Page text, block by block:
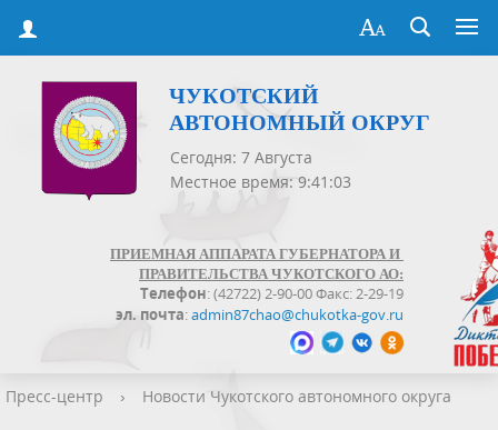
ЧУКОТСКИЙ
АВТОНОМНЫЙ ОКРУГ
Сегодня: 7 Августа
Местное время: 9:41:04
ПРИЕМНАЯ АППАРАТА ГУБЕРНАТОРА И
ПРАВИТЕЛЬСТВА ЧУКОТСКОГО АО:
Телефон: (42722) 2-90-00 Факс: 2-29-19
эл. почта:admin87chao@chukotka-gov.ru
Пресс-центр › Новости Чукотского автономного округа